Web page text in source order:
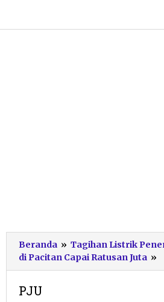
konten
Beranda » Tagihan Listrik
di Pacitan Capai Ratusan Juta »
PJU